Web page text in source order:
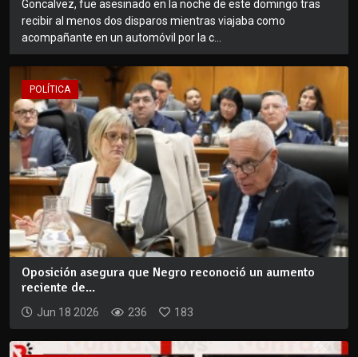
Goncalvez, fue asesinado en la noche de este domingo tras
recibir al menos dos disparos mientras viajaba como
acompañante en un automóvil por la c...
POLÍTICA
Oposición asegura que Negro reconoció un aumento
reciente de...
Jun 18 2026 236 183